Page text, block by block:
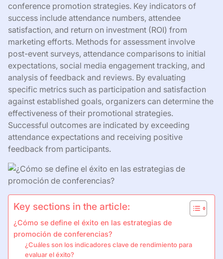
conference promotion strategies. Key indicators of
success include attendance numbers, attendee
satisfaction, and return on investment (ROI) from
marketing efforts. Methods for assessment involve
post-event surveys, attendance comparisons to initial
expectations, social media engagement tracking, and
analysis of feedback and reviews. By evaluating
specific metrics such as participation and satisfaction
against established goals, organizers can determine the
effectiveness of their promotional strategies.
Successful outcomes are indicated by exceeding
attendance expectations and receiving positive
feedback from participants.
Key sections in the article:
¿Cómo se define el éxito en las estrategias de
promoción de conferencias?
¿Cuáles son los indicadores clave de rendimiento para
evaluar el éxito?